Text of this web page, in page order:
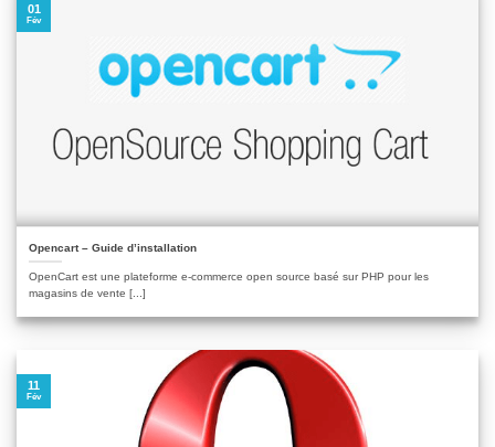
Opencart – Guide d’installation
OpenCart est une plateforme e-commerce open source basé sur PHP pour les
magasins de vente [...]
01
Fév
11
Fév